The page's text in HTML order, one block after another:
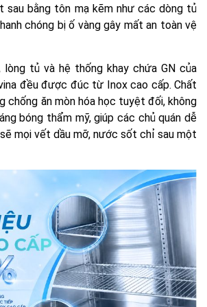
sau bằng tôn mạ kẽm như các dòng tủ
chóng bị ố vàng gây mất an toàn vệ
lòng tủ và hệ thống khay chứa GN của
đều được đúc từ Inox cao cấp. Chất
chống ăn mòn hóa học tuyệt đối, không
bóng thẩm mỹ, giúp các chủ quán dễ
mọi vết dầu mỡ, nước sốt chỉ sau một